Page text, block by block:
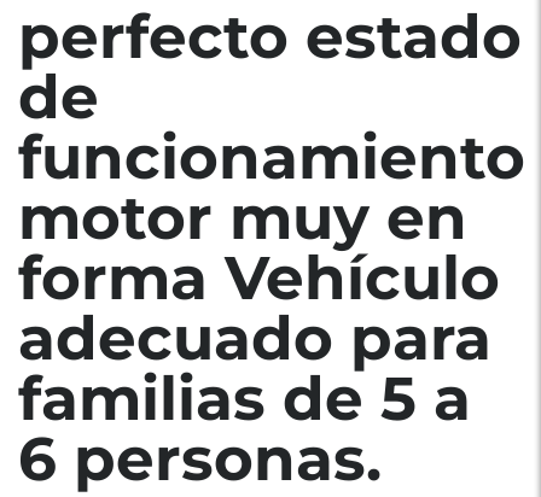
perfecto estado
de
funcionamiento
motor muy en
forma Vehículo
adecuado para
familias de 5 a
6 personas.